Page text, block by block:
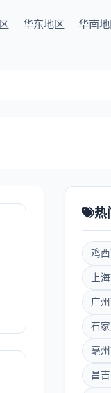
华东地区 华南
热
鸡
上
广
石
亳
昌